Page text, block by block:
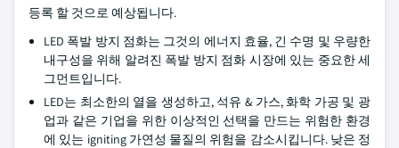
등록 할 것으로 예상됩니다.
LED 폭발 방지 점화는 그것의 에너지 효율, 긴 수명 및 우량한
내구성을 위해 알려진 폭발 방지 점화 시장에 있는 중요한 세
그먼트입니다.
LED는 최소한의 열을 생성하고, 석유 & 가스, 화학 가공 및 광
업과 같은 기업을 위한 이상적인 선택을 만드는 위험한 환경
에 있는 igniting 가연성 물질의 위험을 감소시킵니다. 낮은 정